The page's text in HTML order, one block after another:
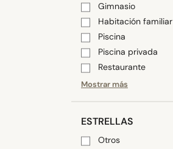
Gimnasio
Habitación familiar
Piscina
Piscina privada
Restaurante
Mostrar más
ESTRELLAS
Otros